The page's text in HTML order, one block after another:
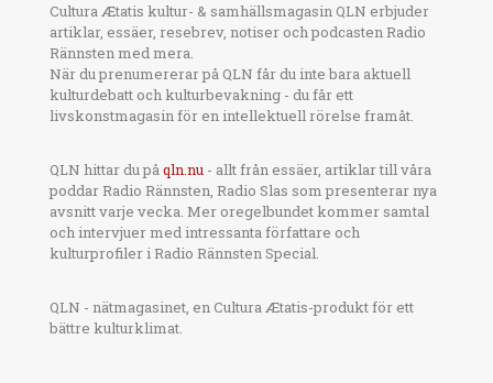
Cultura Ætatis kultur- & samhällsmagasin QLN erbjuder
artiklar, essäer, resebrev, notiser och podcasten Radio
Rännsten med mera.
När du prenumererar på QLN får du inte bara aktuell
kulturdebatt och kulturbevakning - du får ett
livskonstmagasin för en intellektuell rörelse framåt.
QLN hittar du påqln.nu - allt från essäer, artiklar till våra
poddar Radio Rännsten, Radio Slas som presenterar nya
avsnitt varje vecka. Mer oregelbundet kommer samtal
och intervjuer med intressanta författare och
kulturprofiler i Radio Rännsten Special.
QLN - nätmagasinet, en Cultura Ætatis-produkt för ett
bättre kulturklimat.